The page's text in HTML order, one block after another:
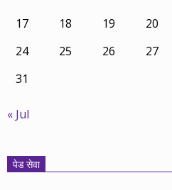
17
18 19 20
24
25 26 27
31
« Jul
पेड सेवा